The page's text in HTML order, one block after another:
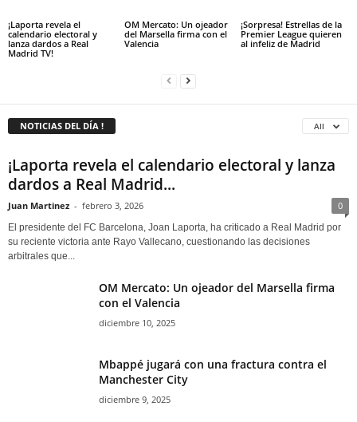
¡Laporta revela el
calendario electoral y
lanza dardos a Real
Madrid TV!
OM Mercato: Un ojeador
del Marsella firma con el
Valencia
¡Sorpresa! Estrellas de la
Premier League quieren
al infeliz de Madrid
NOTICIAS DEL DÍA ! All
¡Laporta revela el calendario electoral y lanza
dardos a Real Madrid...
Juan Martinez - febrero 3, 2026 0
El presidente del FC Barcelona, Joan Laporta, ha criticado a Real Madrid por
su reciente victoria ante Rayo Vallecano, cuestionando las decisiones
arbitrales que...
OM Mercato: Un ojeador del Marsella firma
con el Valencia
diciembre 10, 2025
Mbappé jugará con una fractura contra el
Manchester City
diciembre 9, 2025